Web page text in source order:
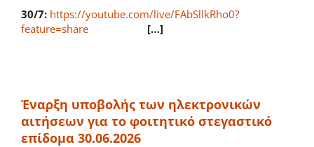
30/7: https://youtube.com/live/FAbSllkRho0?
feature=share
[…]
Έναρξη υποβολής των ηλεκτρονικών
αιτήσεων για το φοιτητικό στεγαστικό
επίδομα 30.06.2026